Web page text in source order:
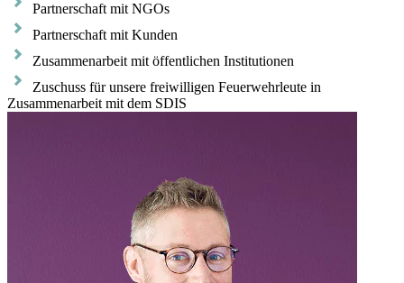
Partnerschaft mit NGOs
Partnerschaft mit Kunden
Zusammenarbeit mit öffentlichen Institutionen
Zuschuss für unsere freiwilligen Feuerwehrleute in
Zusammenarbeit mit dem SDIS